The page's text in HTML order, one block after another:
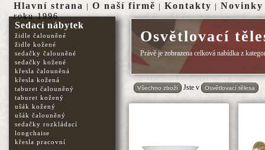
Osvětlovací
Právě je zobrazena celková nabídka z
Všechno zboží Jste v Osvětlovací tělesa
Sedací nábytek
židle čalouněné
židle kožené
sedačky čalouněné
sedačky kožené
křesla čalouněná
křesla kožená
taburet čalouněný
taburet kožený
ušák kožený
ušák čalouněný
sedačky rozkládací
longchaise
křesla pracovní
Hlavní strana | O naší firmě | Kontakty | Novinky
roku 1996